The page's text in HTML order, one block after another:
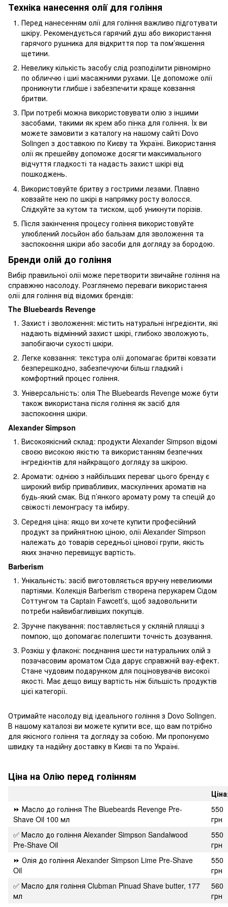
Техніка нанесення олії для гоління
Перед нанесенням олії для гоління важливо підготувати
шкіру. Рекомендується гарячий душ або використання
гарячого рушника для відкриття пор та пом’якшення
щетини.
Невелику кількість засобу слід розподілити рівномірно
по обличчю і шиї масажними рухами. Це допоможе олії
проникнути глибше і забезпечити краще ковзання
бритви.
При потребі можна використовувати олію з іншими
засобами, такими як крем або пінка для гоління. Їх ви
можете замовити з каталогу на нашому сайті Dovo
Solingen з доставкою по Києву та Україні. Використання
олії як прешейву допоможе досягти максимального
відчуття гладкості та надасть захист шкірі від
пошкоджень.
Використовуйте бритву з гострими лезами. Плавно
ковзайте нею по шкірі в напрямку росту волосся.
Слідкуйте за кутом та тиском, щоб уникнути порізів.
Після закінчення процесу гоління використовуйте
улюблений лосьйон або бальзам для зволоження та
заспокоєння шкіри або засоби для догляду за бородою.
Бренди олій до гоління
Вибір правильної олії може перетворити звичайне гоління на
справжню насолоду. Розглянемо переваги використання
олії для гоління від відомих брендів:
The Bluebeards Revenge
Захист і зволоження: містить натуральні інгредієнти, які
надають відмінний захист шкірі, глибоко зволожують,
запобігаючи сухості шкіри.
Легке ковзання: текстура олії допомагає бритві ковзати
безперешкодно, забезпечуючи більш гладкий і
комфортний процес гоління.
Універсальність: олія The Bluebeards Revenge може бути
також використана після гоління як засіб для
заспокоєння шкіри.
Alexander Simpson
Високоякісний склад: продукти Alexander Simpson відомі
своєю високою якістю та використанням безпечних
інгредієнтів для найкращого догляду за шкірою.
Аромати: однією з найбільших переваг цього бренду є
широкий вибір привабливих, маскулінних ароматів на
будь-який смак. Від п’янкого аромату рому та спецій до
свіжості лемонграсу та імбиру.
Середня ціна: якщо ви хочете купити професійний
продукт за прийнятною ціною, олії Alexander Simpson
належать до товарів середньої цінової групи, якість
яких значно перевищує вартість.
Barberism
Унікальність: засіб виготовляється вручну невеликими
партіями. Колекція Barberism створена перукарем Сідом
Соттунгом та Captain Fawcett’s, щоб задовольнити
потреби найвибагливіших покупців.
Зручне пакування: поставляється у скляній пляшці з
помпою, що допомагає полегшити точність дозування.
Розкіш у флаконі: поєднання шести натуральних олій з
позачасовим ароматом Сіда дарує справжній вау-ефект.
Стане чудовим подарунком для поціновувачів високої
якості. Має дещо вищу вартість ніж більшість продуктів
цієї категорії.
Отримайте насолоду від ідеального гоління з Dovo Solingen.
В нашому каталозі ви можете купити все, що вам потрібно
для якісного гоління та догляду за собою. Ми пропонуємо
швидку та надійну доставку в Києві та по Україні.
Ціна на Олію перед голінням
⏩ Масло до гоління The Bluebeards Revenge Pre-
Shave Oil 100 мл
550
грн
✅ Масло до гоління Alexander Simpson Sandalwood
Pre-Shave Oil
550
грн
⏩ Олія до гоління Alexander Simpson Lime Pre-Shave
Oil
550
грн
✅ Масло для гоління Clubman Pinuad Shave butter, 177
мл
560
грн